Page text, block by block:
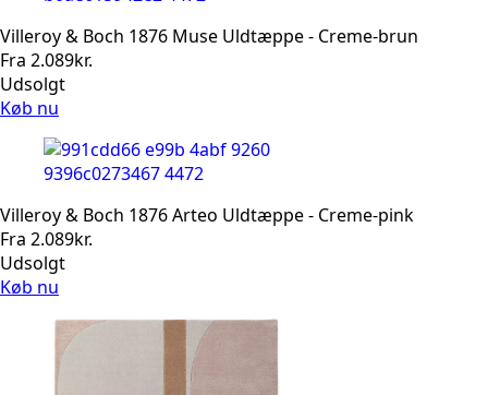
Villeroy & Boch 1876 Muse Uldtæppe - Creme-brun
Fra 2.089kr.
Udsolgt
Køb nu
Villeroy & Boch 1876 Arteo Uldtæppe - Creme-pink
Fra 2.089kr.
Udsolgt
Køb nu